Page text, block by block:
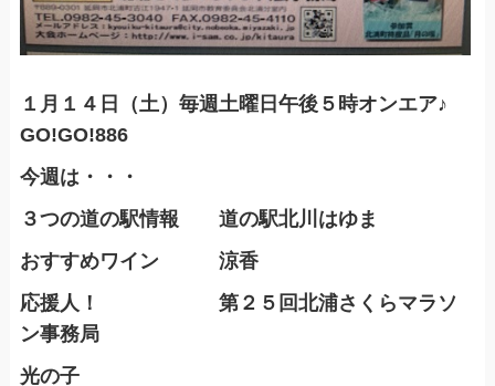
１月１４日（土）毎週土曜日午後５時オンエア♪
GO!GO!886
今週は・・・
３つの道の駅情報 道の駅北川はゆま
おすすめワイン 涼香
応援人！ 第２５回北浦さくらマラソ
ン事務局
光の子